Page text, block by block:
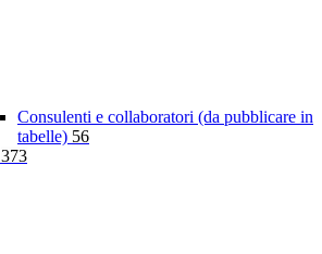
Consulenti e collaboratori (da pubblicare in
tabelle) 56
373